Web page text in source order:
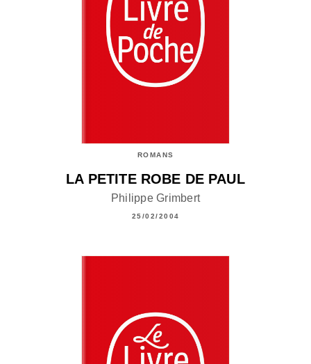
ROMANS
LA PETITE ROBE DE PAUL
Philippe Grimbert
25/02/2004